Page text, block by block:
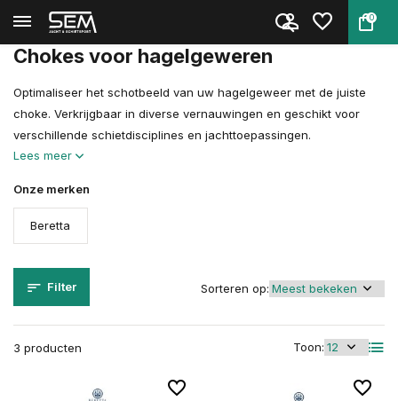
0
Terug Home Chokes
Chokes voor hagelgeweren
Optimaliseer het schotbeeld van uw hagelgeweer met de juiste
choke. Verkrijgbaar in diverse vernauwingen en geschikt voor
verschillende schietdisciplines en jachttoepassingen.
Lees meer
Onze merken
Beretta
Filter
3 producten Toon:
Sorteren op: